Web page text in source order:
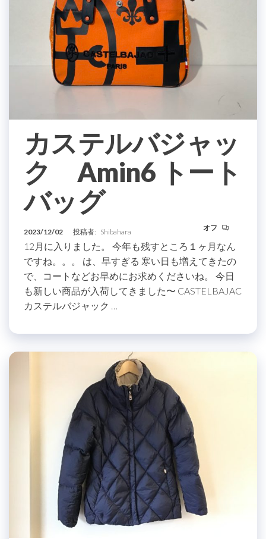
カステルバジャッ
ク Amin6 トート
バッグ
2023/12/02 投稿者: Shibahara オフ
12月に入りました。 今年も残すところ１ヶ月なん
ですね。。。 は、早すぎる 寒い日も増えてきたの
で、コートなどお早めにお求めくださいね。 今日
も新しい商品が入荷してきました〜 CASTELBAJAC
カステルバジャック …